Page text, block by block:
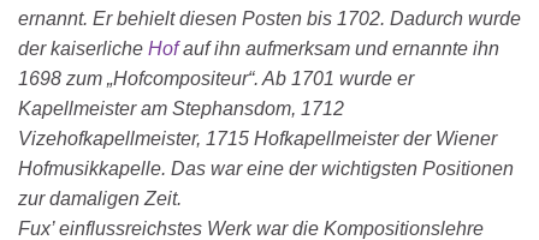
ernannt. Er behielt diesen Posten bis 1702. Dadurch wurde
der kaiserliche Hofauf ihn aufmerksam und ernannte ihn
1698 zum „Hofcompositeur“. Ab 1701 wurde er
Kapellmeister am Stephansdom, 1712
Vizehofkapellmeister, 1715 Hofkapellmeister der Wiener
Hofmusikkapelle. Das war eine der wichtigsten Positionen
zur damaligen Zeit.
Fux’ einflussreichstes Werk war die Kompositionslehre